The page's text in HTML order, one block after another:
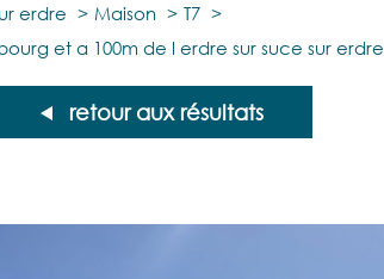
erdre Maison
T7
et a 100m de l erdre sur suce sur erdre
retour aux résultats